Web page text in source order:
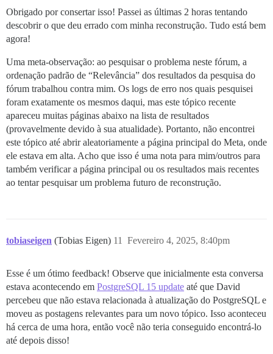
Obrigado por consertar isso! Passei as últimas 2 horas tentando
descobrir o que deu errado com minha reconstrução. Tudo está bem
agora!
Uma meta-observação: ao pesquisar o problema neste fórum, a
ordenação padrão de “Relevância” dos resultados da pesquisa do
fórum trabalhou contra mim. Os logs de erro nos quais pesquisei
foram exatamente os mesmos daqui, mas este tópico recente
apareceu muitas páginas abaixo na lista de resultados
(provavelmente devido à sua atualidade). Portanto, não encontrei
este tópico até abrir aleatoriamente a página principal do Meta, onde
ele estava em alta. Acho que isso é uma nota para mim/outros para
também verificar a página principal ou os resultados mais recentes
ao tentar pesquisar um problema futuro de reconstrução.
tobiaseigen (Tobias Eigen) Fevereiro 4, 2025, 8:40pm
11
Esse é um ótimo feedback! Observe que inicialmente esta conversa
estava acontecendo em PostgreSQL 15 update até que David
percebeu que não estava relacionada à atualização do PostgreSQL e
moveu as postagens relevantes para um novo tópico. Isso aconteceu
há cerca de uma hora, então você não teria conseguido encontrá-lo
até depois disso!